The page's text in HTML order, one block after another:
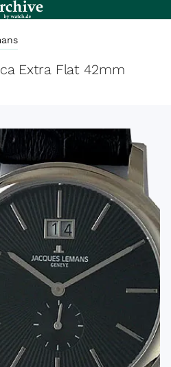
Extra Flat 42mm